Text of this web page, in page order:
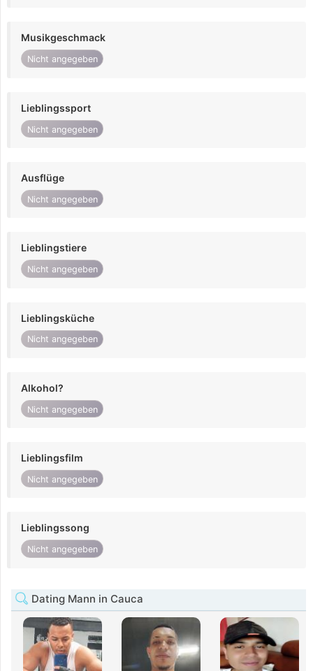
Musikgeschmack
Nicht angegeben
Lieblingssport
Nicht angegeben
Ausflüge
Nicht angegeben
Lieblingstiere
Nicht angegeben
Lieblingsküche
Nicht angegeben
Alkohol?
Nicht angegeben
Lieblingsfilm
Nicht angegeben
Lieblingssong
Nicht angegeben
Dating Mann in Cauca